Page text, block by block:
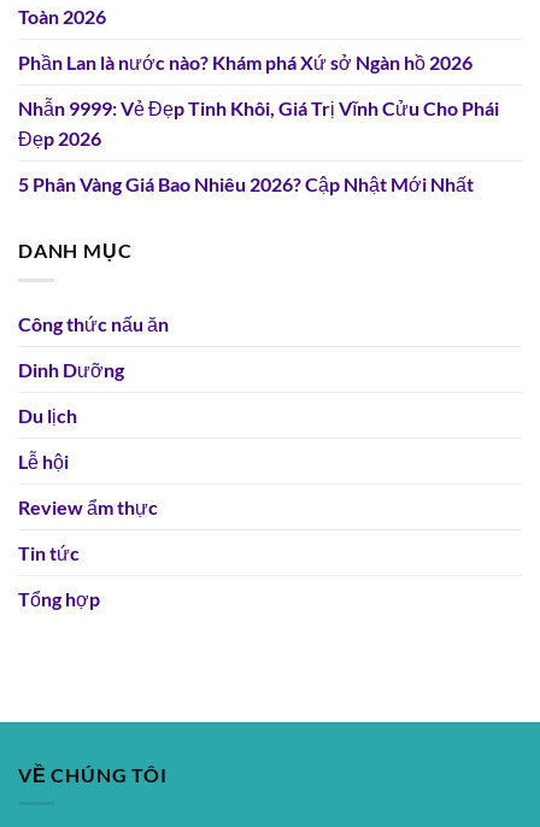
Toàn 2026
Phần Lan là nước nào? Khám phá Xứ sở Ngàn hồ 2026
Nhẫn 9999: Vẻ Đẹp Tinh Khôi, Giá Trị Vĩnh Cửu Cho Phái
Đẹp 2026
5 Phân Vàng Giá Bao Nhiêu 2026? Cập Nhật Mới Nhất
DANH MỤC
Công thức nấu ăn
Dinh Dưỡng
Du lịch
Lễ hội
Review ẩm thực
Tin tức
Tổng hợp
VỀ CHÚNG TÔI